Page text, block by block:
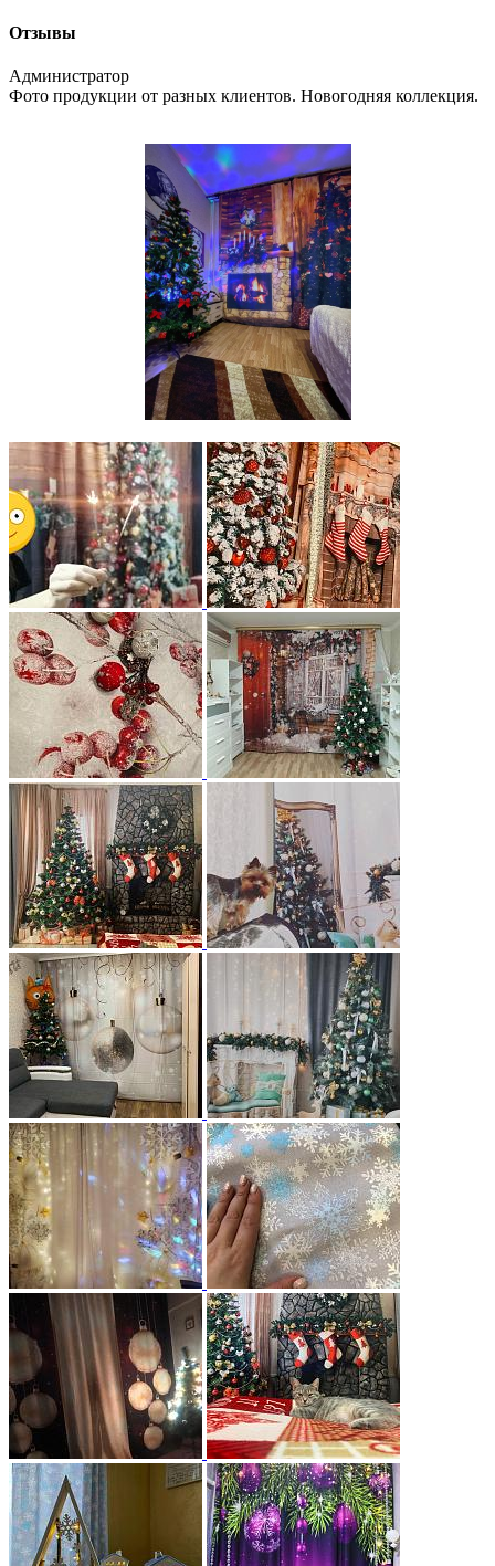
Отзывы
Администратор
Фото продукции от разных клиентов. Новогодняя коллекция.